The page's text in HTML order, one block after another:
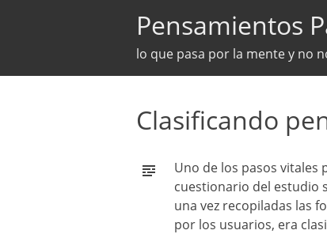
Pensamientos
lo que pasa por la mente y no
Clasificando
Uno de los pasos vitales
cuestionario del estudio
una vez recopiladas las
por los usuarios, era